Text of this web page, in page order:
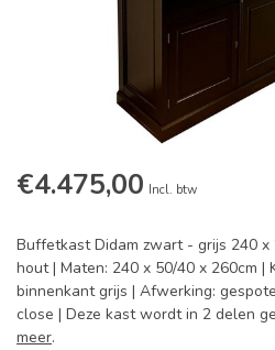
€4.475,00 Incl. btw
Buffetkast Didam zwart - grijs 240 x
hout | Maten: 240 x 50/40 x 260cm |
binnenkant grijs | Afwerking:
close | Deze kast wordt in 2 delen
meer.